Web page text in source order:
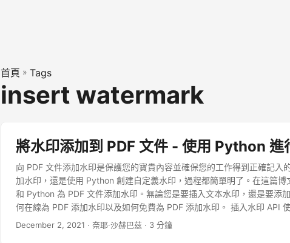
首頁 » Tags
insert watermark
將水印添加到 PDF 文件 - 使用 Python 進
向 PDF 文件添加水印是保護您的寶貴內容並確保您的工作得到正確記入
加水印，還是使用 Python 創建自定義水印，過程都簡單明了。在這篇
和 Python 為 PDF 文件添加水印。無論您是要插入文本水印，還是要添
何在線為 PDF 添加水印以及如何免費為 PDF 添加水印。 插入水印 API
cURL 命令添加文本水印 使用 cURL 命令添加圖片水印 信息：Aspose
December 2, 2021 · 奈耶·沙赫巴茲 · 3 分鐘